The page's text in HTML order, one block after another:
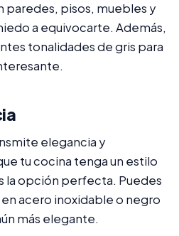
paredes, pisos, muebles y
a equivocarte. Además,
tonalidades de gris para
elegancia y
tu cocina tenga un estilo
la opción perfecta. Puedes
acero inoxidable o negro
más elegante.